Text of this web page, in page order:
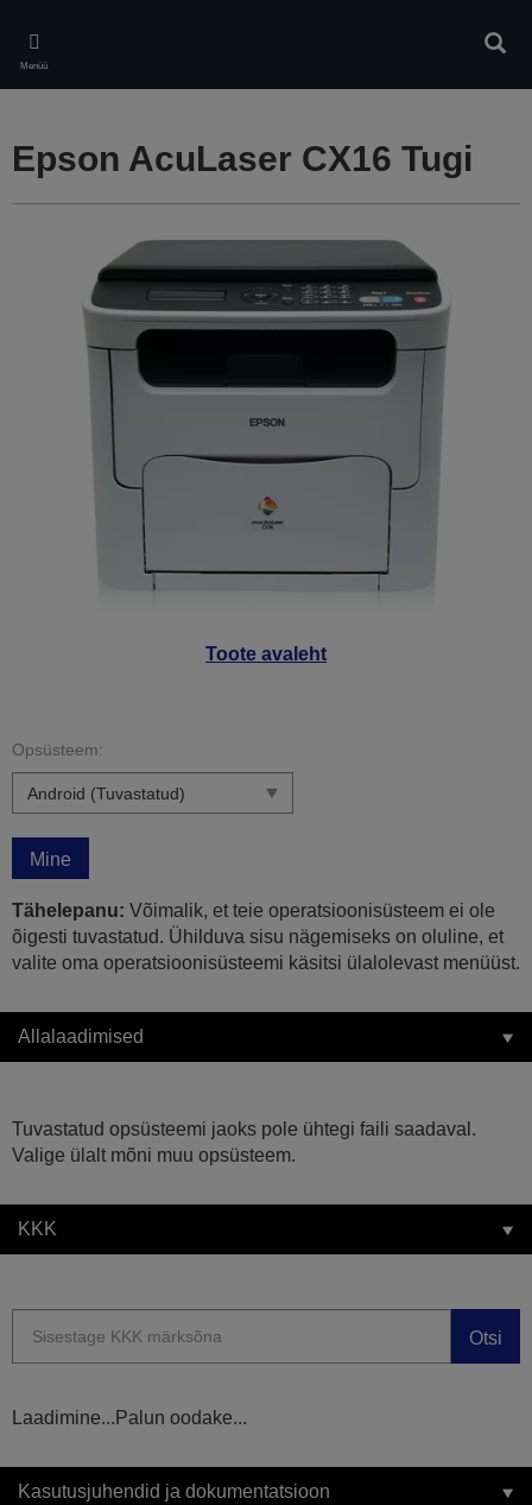
main
content
Menüü
Toote avaleht
Epson AcuLaser CX16 Tugi
Opsüsteem:
Mine
Tähelepanu: Võimalik, et teie operatsioonisüsteem ei ole
õigesti tuvastatud. Ühilduva sisu nägemiseks on oluline, et
valite oma operatsioonisüsteemi käsitsi ülalolevast menüüst.
Allalaadimised
Tuvastatud opsüsteemi jaoks pole ühtegi faili saadaval.
Valige ülalt mõni muu opsüsteem.
KKK
Otsi
Laadimine...Palun oodake...
Kasutusjuhendid ja dokumentatsioon